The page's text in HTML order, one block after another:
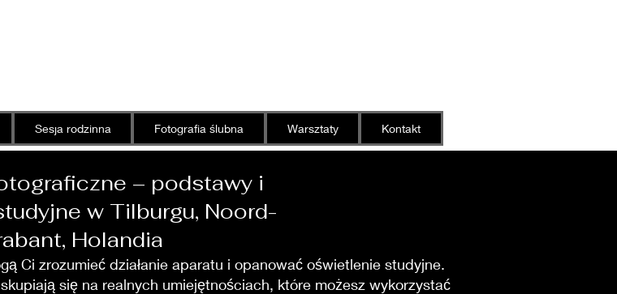
Sesja rodzinna Fotografia ślubna Warsztaty Kontakt
– podstawy i
w Tilburgu, Noord-
Holandia
Ci zrozumieć działanie aparatu i opanować oświetlenie studyjne.
się na realnych umiejętnościach, które możesz wykorzystać